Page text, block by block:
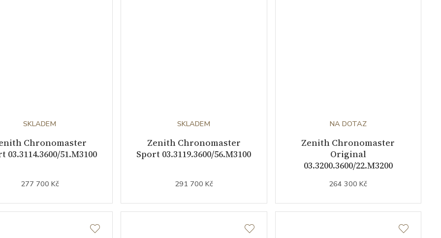
SKLADEM
Chronomaster
03.3114.3600/51.M3100
277 700 Kč
SKLADEM
Zenith Chronomaster
Sport 03.3119.3600/56.M3100
291 700 Kč
NA DOTAZ
Zenith Chronomaster
Original
03.3200.3600/22.M3200
264 300 Kč